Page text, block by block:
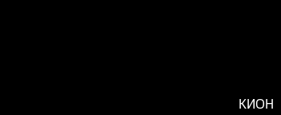
КИОН